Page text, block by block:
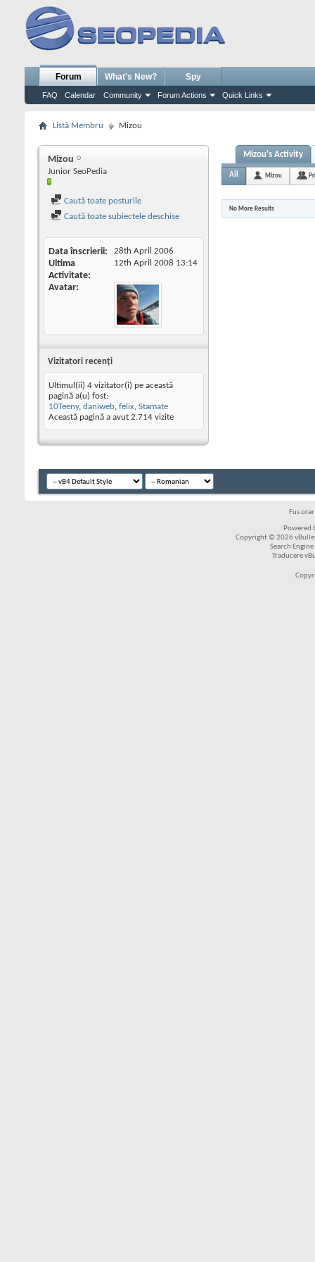
Forum
FAQ Calendar Community Forum Actions Quick Links
What's New? Spy
Listă Membru Mizou
Mizou
Junior SeoPedia
Caută toate posturile
Caută toate subiectele deschise
Data înscrierii 28th April 2006
Ultima
Activitate
12th April 2008 13:14
Avatar
Vizitatori recenţi
Ultimul(ii) 4 vizitator(i) pe această
pagină a(u) fost:
10Teeny, daniweb, felix, Stamate
Această pagină a avut 2.714 vizite
Mizou's Activity
All Mizou
No More Results
Fus
Powered
Copyright © 2026
Search
Traducere